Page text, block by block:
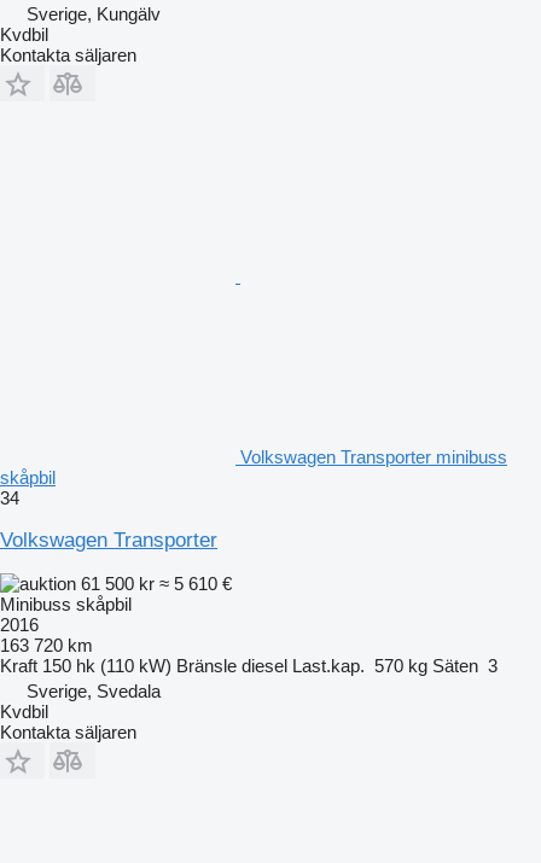
Sverige, Kungälv
Kvdbil
Kontakta säljaren
Volkswagen Transporter minibuss
skåpbil
34
Volkswagen Transporter
61 500 kr ≈ 5 610 €
Minibuss skåpbil
2016
163 720 km
Kraft 150 hk (110 kW) Bränsle diesel Last.kap. 570 kg Säten 3
Sverige, Svedala
Kvdbil
Kontakta säljaren